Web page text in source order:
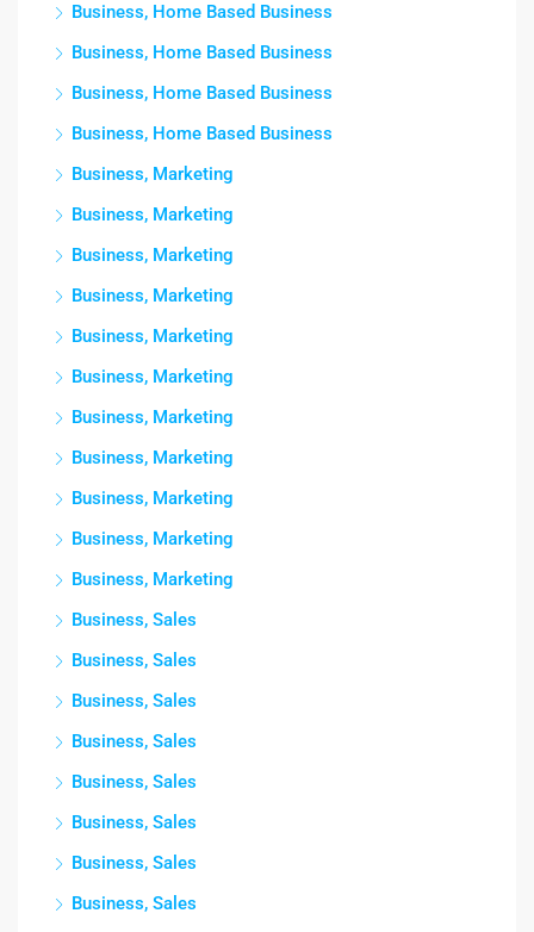
Business, Home Based Business
Business, Home Based Business
Business, Home Based Business
Business, Home Based Business
Business, Marketing
Business, Marketing
Business, Marketing
Business, Marketing
Business, Marketing
Business, Marketing
Business, Marketing
Business, Marketing
Business, Marketing
Business, Marketing
Business, Marketing
Business, Sales
Business, Sales
Business, Sales
Business, Sales
Business, Sales
Business, Sales
Business, Sales
Business, Sales